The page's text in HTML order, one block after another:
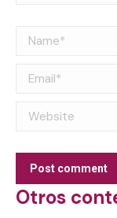
Name *
Email *
Website
Post comment
Otros